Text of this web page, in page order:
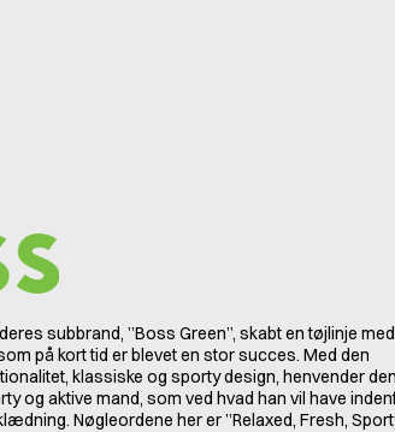
subbrand, ”Boss Green”, skabt en tøjlinje med
på kort tid er blevet en stor succes. Med den
klassiske og sporty design, henvender
og aktive mand, som ved hvad han vil have
Nøgleordene her er ”Relaxed, Fresh,